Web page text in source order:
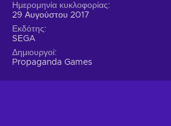
Ημερομηνία κυκλοφορίας
29 Αυγούστου 2017
Εκδότης
SEGA
Δημιουργοί
Propaganda Games